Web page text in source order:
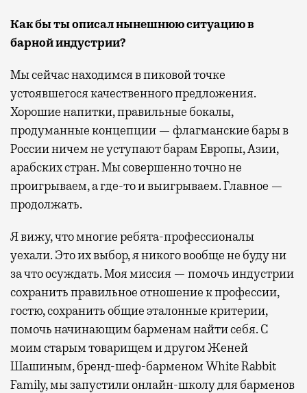
Как бы ты описал нынешнюю ситуацию в
барной индустрии?
Мы сейчас находимся в пиковой точке
устоявшегося качественного предложения.
Хорошие напитки, правильные бокалы,
продуманные концепции — флагманские бары в
России ничем не уступают барам Европы, Азии,
арабских стран. Мы совершенно точно не
проигрываем, а где-то и выигрываем. Главное —
продолжать.
Я вижу, что многие ребята-профессионалы
уехали. Это их выбор, я никого вообще не буду ни
за что осуждать. Моя миссия — помочь индустрии
сохранить правильное отношение к профессии,
гостю, сохранить общие эталонные критерии,
помочь начинающим барменам найти себя. С
моим старым товарищем и другом Женей
Шашиным, бренд-шеф-барменом White Rabbit
Family, мы запустили онлайн-школу для барменов